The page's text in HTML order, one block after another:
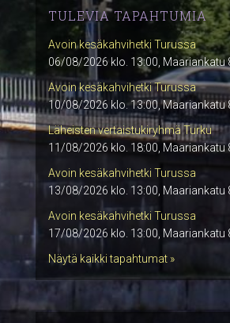
TULEVIA TAPAHTUMIA
Avoin kesäkahvihetki Turussa
06/08/2026 klo. 13:00, Maariankatu
Avoin kesäkahvihetki Turussa
10/08/2026 klo. 13:00, Maariankatu
Läheisten vertaistukiryhmä Turku
11/08/2026 klo. 18:00, Maariankatu
Avoin kesäkahvihetki Turussa
13/08/2026 klo. 13:00, Maariankatu
Avoin kesäkahvihetki Turussa
17/08/2026 klo. 13:00, Maariankatu
Näytä kaikki tapahtumat »